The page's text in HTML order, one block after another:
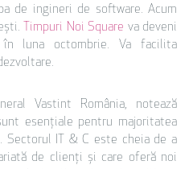
de ingineri de software. Acum
Timpuri Noi Square va deveni
luna octombrie. Va facilita
Vastint România, notează
esențiale pentru majoritatea
Sectorul IT & C este cheia de a
de clienți și care oferă noi